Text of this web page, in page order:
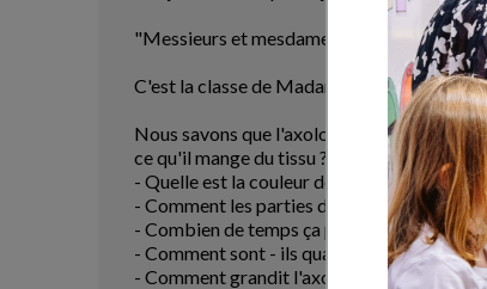
"Messieurs et mesdames les scientifiques,
C'est la classe de Madame Laurine. Nous
Nous savons que l'axolotl mange des vers
ce qu'il mange du tissu ? Lucie pense qu'il
- Quelle est la couleur de leurs yeux ?
- Comment les parties des axolotls
- Combien de temps ça prend pour
- Comment sont - ils quand ils sont vieux ?
- Comment grandit l'axolotl ?